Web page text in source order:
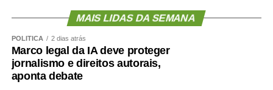
Agência Senado (Reprodução autorizada mediante
citação da Agência Senado)
Fonte:Agência Senado
MAIS LIDAS DA SEMANA
POLÍTICA 2 dias atrás
Marco legal da IA deve proteger
jornalismo e direitos autorais,
aponta debate